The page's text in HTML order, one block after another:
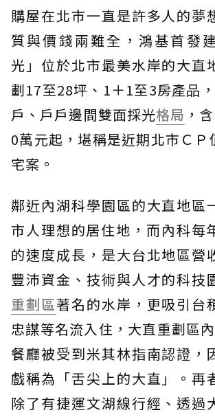
購屋在北市一直是許多人的夢
質與價錢兩難全，鴻基首發
光」位於北市最美水岸的大直
劃17至28坪、1＋1至3房產品
戶、戶戶邊間雙面採光格局 ，
0萬元起，堪稱是近期北市ＣＰ
宅案。
鄰近內湖科學園區的大直地區
市人理想的居住地，而內科每
的速度成長，是大台北地區營
豐沛資金、技術與人才的科技
重劃區著名的水岸，更吸引台
忠謀等名流入住，大直重劃區
餐廳被受到米其林指南認證，
戲稱為「舌尖上的大直」。再
除了有捷運文湖線行經、透過